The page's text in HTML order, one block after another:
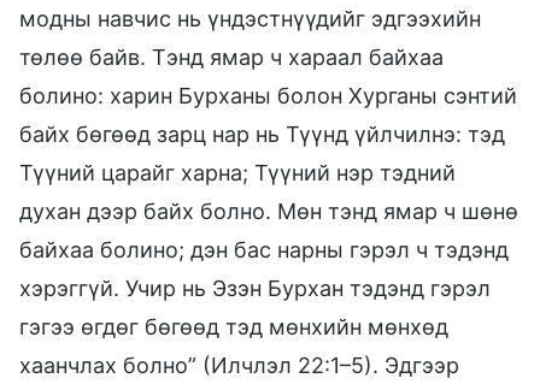
модны навчис нь үндэстнүүдийг эдгээхийн
төлөө байв. Тэнд ямар ч хараал байхаа
болино: харин Бурханы болон Хурганы сэнтий
байх бөгөөд зарц нар нь Түүнд үйлчилнэ: тэд
Түүний царайг харна; Түүний нэр тэдний
духан дээр байх болно. Мөн тэнд ямар ч шөнө
байхаа болино; дэн бас нарны гэрэл ч тэдэнд
хэрэггүй. Учир нь Эзэн Бурхан тэдэнд гэрэл
гэгээ өгдөг бөгөөд тэд мөнхийн мөнхөд
хаанчлах болно” (Илчлэл 22:1–5). Эдгээр